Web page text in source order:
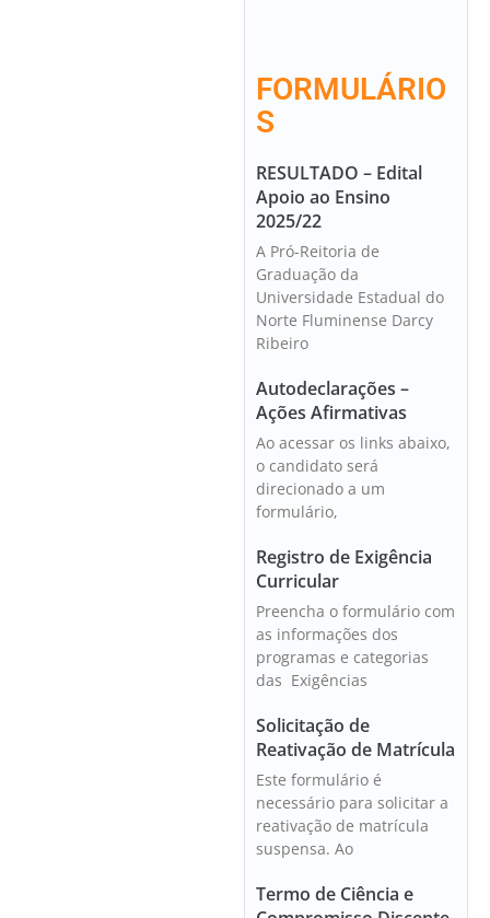
FORMULÁRIO
S
RESULTADO – Edital
Apoio ao Ensino
2025/22
A Pró-Reitoria de
Graduação da
Universidade Estadual do
Norte Fluminense Darcy
Ribeiro
Autodeclarações –
Ações Afirmativas
Ao acessar os links abaixo,
o candidato será
direcionado a um
formulário,
Registro de Exigência
Curricular
Preencha o formulário com
as informações dos
programas e categorias
das Exigências
Solicitação de
Reativação de Matrícula
Este formulário é
necessário para solicitar a
reativação de matrícula
suspensa. Ao
Termo de Ciência e